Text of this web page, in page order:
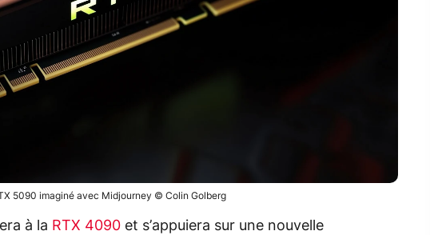
5090 imaginé avec Midjourney © Colin Golberg
à la RTX 4090 et s’appuiera sur une nouvelle